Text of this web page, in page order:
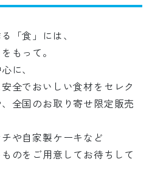
「食」には、
もって。
に、
全でおいしい食材をセレク
全国のお取り寄せ限定販売
や自家製ケーキなど
のをご用意してお待ちして